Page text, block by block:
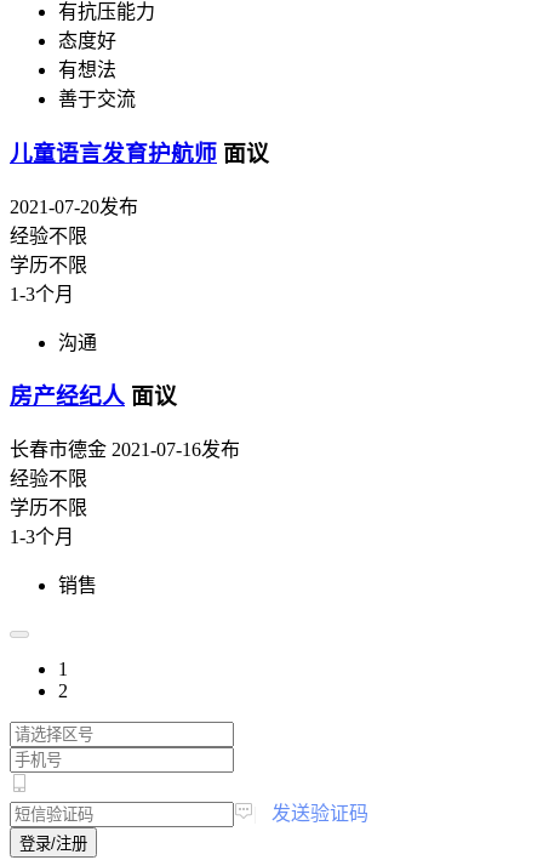
有抗压能力
态度好
有想法
善于交流
儿童语言发育护航师 面议
2021-07-20发布
经验不限
学历不限
1-3个月
沟通
房产经纪人 面议
长春市德金 2021-07-16发布
经验不限
学历不限
1-3个月
销售
1
2
发送验证码
登录/注册